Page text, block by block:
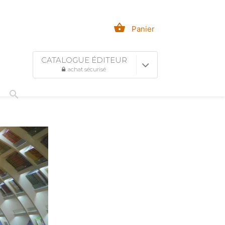
CATALOGUE ÉDITEUR
achat sécurisé
search
shopping_basket Panier